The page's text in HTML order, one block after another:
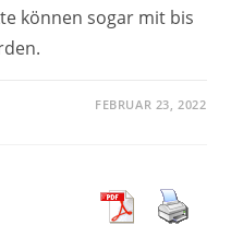
können sogar mit bis
FEBRUAR 23, 2022